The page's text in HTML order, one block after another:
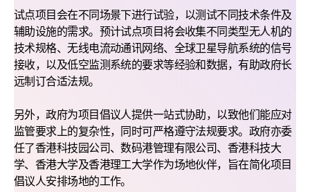
试点项目会在不同场景下进行试验，以测试不同技术条件及
辅助设施的需求。预计试点项目将会收集不同类型无人机的
技术规格、无线电流动通讯网络、全球卫星导航系统的信号
接收，以及低空监测系统的要求等经验和数据，有助政府长
远制订合适法规。
另外，政府为项目倡议人提供一站式协助，以致他们能应对
监管要求上的复杂性，同时可严格遵守法规要求。政府亦委
任了香港科技园公司、数码港管理有限公司、香港科技大
学、香港大学及香港理工大学作为场地伙伴，旨在简化项目
倡议人安排场地的工作。